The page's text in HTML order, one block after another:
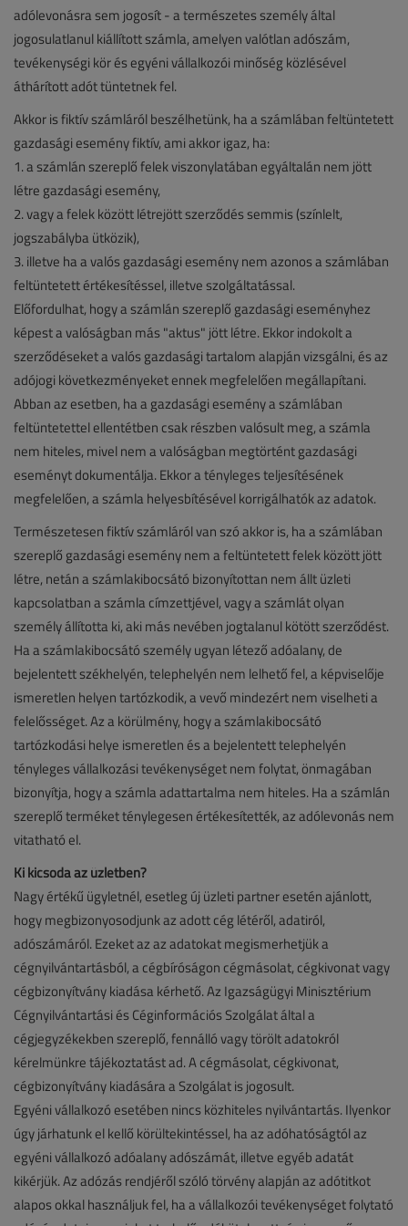
adólevonásra sem jogosít - a természetes személy által
jogosulatlanul kiállított számla, amelyen valótlan adószám,
tevékenységi kör és egyéni vállalkozói minőség közlésével
áthárított adót tüntetnek fel.
Akkor is fiktív számláról beszélhetünk, ha a számlában feltüntetett
gazdasági esemény fiktív, ami akkor igaz, ha:
1. a számlán szereplő felek viszonylatában egyáltalán nem jött
létre gazdasági esemény,
2. vagy a felek között létrejött szerződés semmis (színlelt,
jogszabályba ütközik),
3. illetve ha a valós gazdasági esemény nem azonos a számlában
feltüntetett értékesítéssel, illetve szolgáltatással.
Előfordulhat, hogy a számlán szereplő gazdasági eseményhez
képest a valóságban más "aktus" jött létre. Ekkor indokolt a
szerződéseket a valós gazdasági tartalom alapján vizsgálni, és az
adójogi következményeket ennek megfelelően megállapítani.
Abban az esetben, ha a gazdasági esemény a számlában
feltüntetettel ellentétben csak részben valósult meg, a számla
nem hiteles, mivel nem a valóságban megtörtént gazdasági
eseményt dokumentálja. Ekkor a tényleges teljesítésének
megfelelően, a számla helyesbítésével korrigálhatók az adatok.
Természetesen fiktív számláról van szó akkor is, ha a számlában
szereplő gazdasági esemény nem a feltüntetett felek között jött
létre, netán a számlakibocsátó bizonyítottan nem állt üzleti
kapcsolatban a számla címzettjével, vagy a számlát olyan
személy állította ki, aki más nevében jogtalanul kötött szerződést.
Ha a számlakibocsátó személy ugyan létező adóalany, de
bejelentett székhelyén, telephelyén nem lelhető fel, a képviselője
ismeretlen helyen tartózkodik, a vevő mindezért nem viselheti a
felelősséget. Az a körülmény, hogy a számlakibocsátó
tartózkodási helye ismeretlen és a bejelentett telephelyén
tényleges vállalkozási tevékenységet nem folytat, önmagában
bizonyítja, hogy a számla adattartalma nem hiteles. Ha a számlán
szereplő terméket ténylegesen értékesítették, az adólevonás nem
vitatható el.
Ki kicsoda az üzletben?
Nagy értékű ügyletnél, esetleg új üzleti partner esetén ajánlott,
hogy megbizonyosodjunk az adott cég létéről, adatiról,
adószámáról. Ezeket az az adatokat megismerhetjük a
cégnyilvántartásból, a cégbíróságon cégmásolat, cégkivonat vagy
cégbizonyítvány kiadása kérhető. Az Igazságügyi Minisztérium
Cégnyilvántartási és Céginformációs Szolgálat által a
cégjegyzékekben szereplő, fennálló vagy törölt adatokról
kérelmünkre tájékoztatást ad. A cégmásolat, cégkivonat,
cégbizonyítvány kiadására a Szolgálat is jogosult.
Egyéni vállalkozó esetében nincs közhiteles nyilvántartás. Ilyenkor
úgy járhatunk el kellő körültekintéssel, ha az adóhatóságtól az
egyéni vállalkozó adóalany adószámát, illetve egyéb adatát
kikérjük. Az adózás rendjéről szóló törvény alapján az adótitkot
alapos okkal használjuk fel, ha a vállalkozói tevékenységet folytató